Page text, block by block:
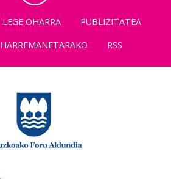
LEGE OHARRA
PUBLIZITATEA
HARREMANETARAKO RSS